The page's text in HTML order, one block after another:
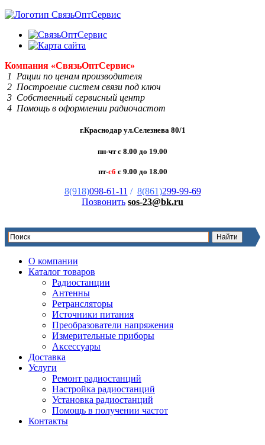
Компания «СвязьОптСервис»
1 Рации по ценам производителя
2 Построение систем связи под ключ
3 Собственный сервисный центр
4 Помощь в оформлении радиочастот
г.Краснодар ул.Селезнева 80/1
пн-чт с 8.00 до 19.00
пт-сб с 9.00 до 18.00
8(918)098-61-11 / 8(861)299-99-69
Позвонить sos-23@bk.ru
О компании
Каталог товаров
Радиостанции
Антенны
Ретрансляторы
Источники питания
Преобразователи напряжения
Измерительные приборы
Аксессуары
Доставка
Услуги
Ремонт радиостанций
Настройка радиостанций
Установка радиостанций
Помощь в получении частот
Контакты